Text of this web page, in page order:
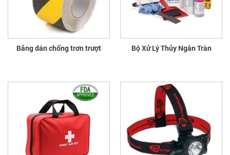
Băng dán chống trơn trượt Bộ Xử Lý Thủy Ngân Tràn